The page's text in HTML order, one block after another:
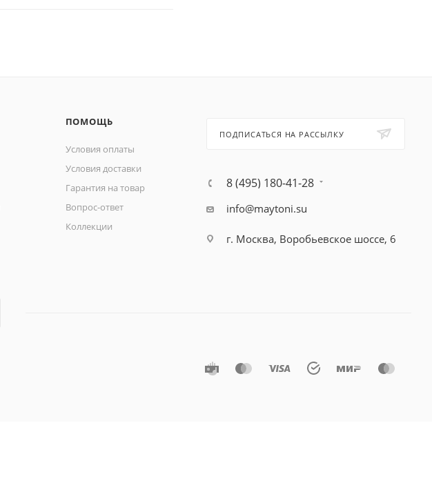
ПОМОЩЬ
Условия оплаты
Условия доставки
Гарантия на товар
Вопрос-ответ
Коллекции
ПОДПИСАТЬСЯ НА РАССЫЛКУ
8 (495) 180-41-28
info@maytoni.su
г. Москва, Воробьевское шоссе, 6